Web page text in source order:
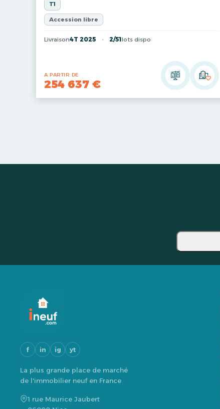
T1
Accession libre
Livraison4T 2025 2/51 lots dispo
A PARTIR DE
254 637 €
f in ig yt
La plus grande place de marché
de l'immobilier neuf en France
1 rue Maurice Jaubert